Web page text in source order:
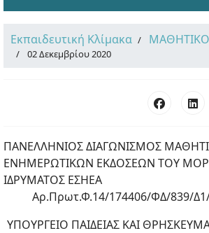
Εκπαιδευτική Κλίμακα
02 Δεκεμβρίου 2020
ΠΑΝΕΛΛΗΝΙΟΣ ΔΙΑΓΩΝΙΣΜΟΣ
ΕΝΗΜΕΡΩΤΙΚΩΝ ΕΚΔΟΣΕΩΝ ΤΟΥ
ΙΔΡΥΜΑΤΟΣ ΕΣΗΕΑ
Αρ.Πρωτ.Φ.14/174406/ΦΔ/839/
ΥΠΟΥΡΓΕΙΟ ΠΑΙΔΕΙΑΣ ΚΑΙ